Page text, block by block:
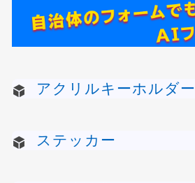
アクリルキーホルダー
ステッカー